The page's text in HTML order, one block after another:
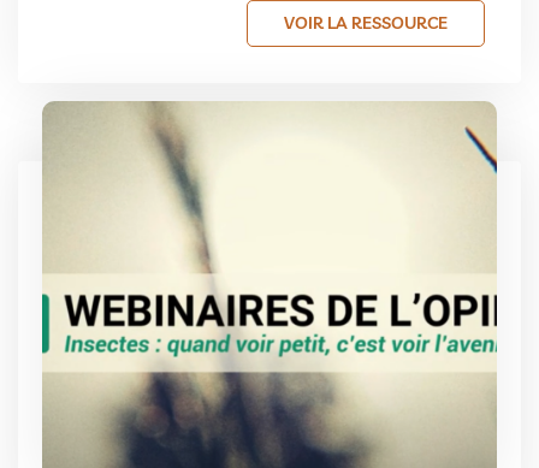
VOIR LA RESSOURCE